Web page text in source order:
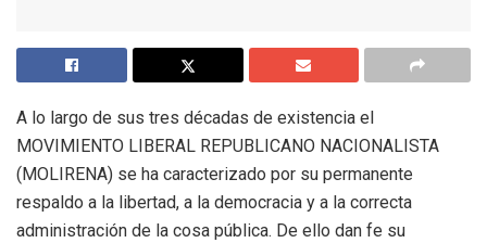
A lo largo de sus tres décadas de existencia el
MOVIMIENTO LIBERAL REPUBLICANO NACIONALISTA
(MOLIRENA) se ha caracterizado por su permanente
respaldo a la libertad, a la democracia y a la correcta
administración de la cosa pública. De ello dan fe su